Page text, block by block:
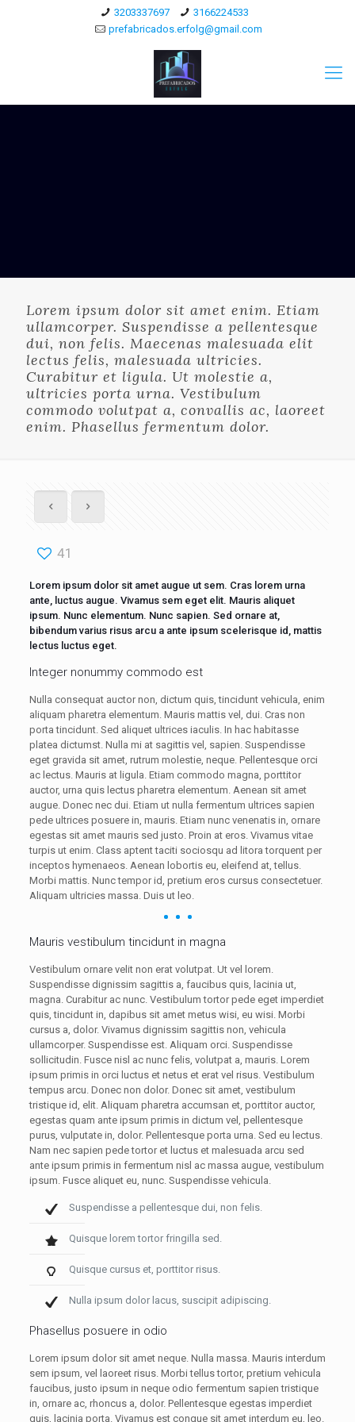
3203337697
3166224533
prefabricados.erfolg@gmail.com
Lorem ipsum dolor sit amet enim. Etiam
ullamcorper. Suspendisse a pellentesque
dui, non felis. Maecenas malesuada elit
lectus felis, malesuada ultricies.
Curabitur et ligula. Ut molestie a,
ultricies porta urna. Vestibulum
commodo volutpat a, convallis ac, laoreet
enim. Phasellus fermentum dolor.
41
Lorem ipsum dolor sit amet augue ut sem. Cras lorem urna
ante, luctus augue. Vivamus sem eget elit. Mauris aliquet
ipsum. Nunc elementum. Nunc sapien. Sed ornare at,
bibendum varius risus arcu a ante ipsum scelerisque id, mattis
lectus luctus eget.
Integer nonummy commodo est
Nulla consequat auctor non, dictum quis, tincidunt vehicula, enim
aliquam pharetra elementum. Mauris mattis vel, dui. Cras non
porta tincidunt. Sed aliquet ultrices iaculis. In hac habitasse
platea dictumst. Nulla mi at sagittis vel, sapien. Suspendisse
eget gravida sit amet, rutrum molestie, neque. Pellentesque orci
ac lectus. Mauris at ligula. Etiam commodo magna, porttitor
auctor, urna quis lectus pharetra elementum. Aenean sit amet
augue. Donec nec dui. Etiam ut nulla fermentum ultrices sapien
pede ultrices posuere in, mauris. Etiam nunc venenatis in, ornare
egestas sit amet mauris sed justo. Proin at eros. Vivamus vitae
turpis ut enim. Class aptent taciti sociosqu ad litora torquent per
inceptos hymenaeos. Aenean lobortis eu, eleifend at, tellus.
Morbi mattis. Nunc tempor id, pretium eros cursus consectetuer.
Aliquam ultricies massa. Duis ut leo.
Mauris vestibulum tincidunt in magna
Vestibulum ornare velit non erat volutpat. Ut vel lorem.
Suspendisse dignissim sagittis a, faucibus quis, lacinia ut,
magna. Curabitur ac nunc. Vestibulum tortor pede eget imperdiet
quis, tincidunt in, dapibus sit amet metus wisi, eu wisi. Morbi
cursus a, dolor. Vivamus dignissim sagittis non, vehicula
ullamcorper. Suspendisse est. Aliquam orci. Suspendisse
sollicitudin. Fusce nisl ac nunc felis, volutpat a, mauris. Lorem
ipsum primis in orci luctus et netus et erat vel risus. Vestibulum
tempus arcu. Donec non dolor. Donec sit amet, vestibulum
tristique id, elit. Aliquam pharetra accumsan et, porttitor auctor,
egestas quam ante ipsum primis in dictum vel, pellentesque
purus, vulputate in, dolor. Pellentesque porta urna. Sed eu lectus.
Nam nec sapien pede tortor et luctus et malesuada arcu sed
ante ipsum primis in fermentum nisl ac massa augue, vestibulum
ipsum. Fusce aliquet eu, nunc. Suspendisse vehicula.
Suspendisse a pellentesque dui, non felis.
Quisque lorem tortor fringilla sed.
Quisque cursus et, porttitor risus.
Nulla ipsum dolor lacus, suscipit adipiscing.
Phasellus posuere in odio
Lorem ipsum dolor sit amet neque. Nulla massa. Mauris interdum
sem ipsum, vel laoreet risus. Morbi tellus tortor, pretium vehicula
faucibus, justo ipsum in neque odio fermentum sapien tristique
in, ornare ac, rhoncus a, dolor. Pellentesque egestas imperdiet
quis, lacinia porta. Vivamus est congue sit amet interdum eu, leo.